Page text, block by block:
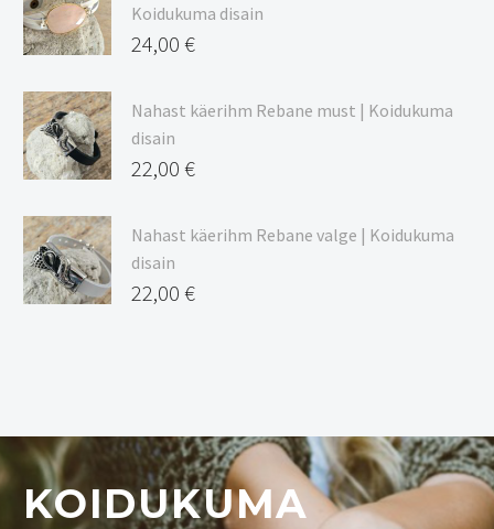
Koidukuma disain
24,00 €
Nahast käerihm Rebane must | Koidukuma
disain
22,00 €
Nahast käerihm Rebane valge | Koidukuma
disain
22,00 €
KOIDUKUMA